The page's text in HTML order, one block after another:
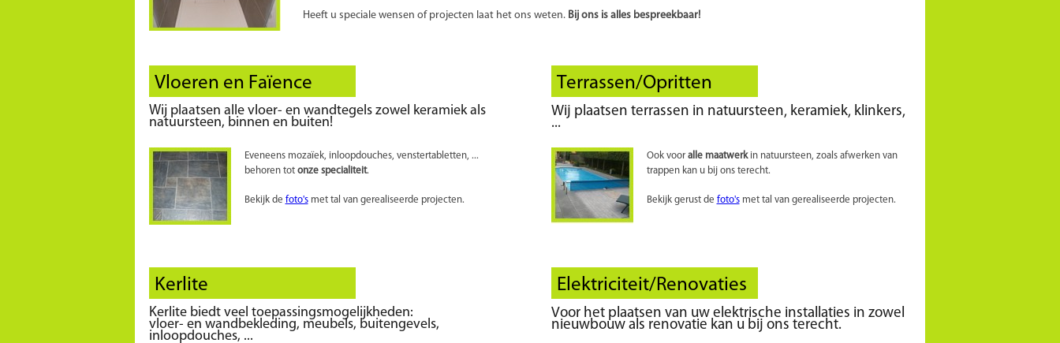
Heeft u speciale wensen of projecten laat het ons weten. Bij ons is alles bespreekbaar!
Vloeren en Faïence
Wij plaatsen alle vloer- en wandtegels zowel keramiek als
natuursteen, binnen en buiten!
Eveneens mozaïek, inloopdouches, venstertabletten, ...
behoren tot onze specialiteit.
Bekijk de foto'smet tal van gerealiseerde projecten.
Terrassen/Opritten
Wij plaatsen terrassen in natuursteen, keramiek, klinkers,
...
Ook voor alle maatwerkin natuursteen, zoals afwerken van
trappen kan u bij ons terecht.
Bekijk gerust de foto'smet tal van gerealiseerde projecten.
Kerlite
Kerlite biedt veel toepassingsmogelijkheden:
vloer- en wandbekleding, meubels, buitengevels,
inloopdouches, ...
Elektriciteit/Renovaties
Voor het plaatsen van uw elektrische installaties in zowel
nieuwbouw als renovatie kan u bij ons terecht.